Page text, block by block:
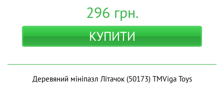
296 грн.
КУПИТИ
Деревяний мініпазл Літачок (50173) ТМViga Toys